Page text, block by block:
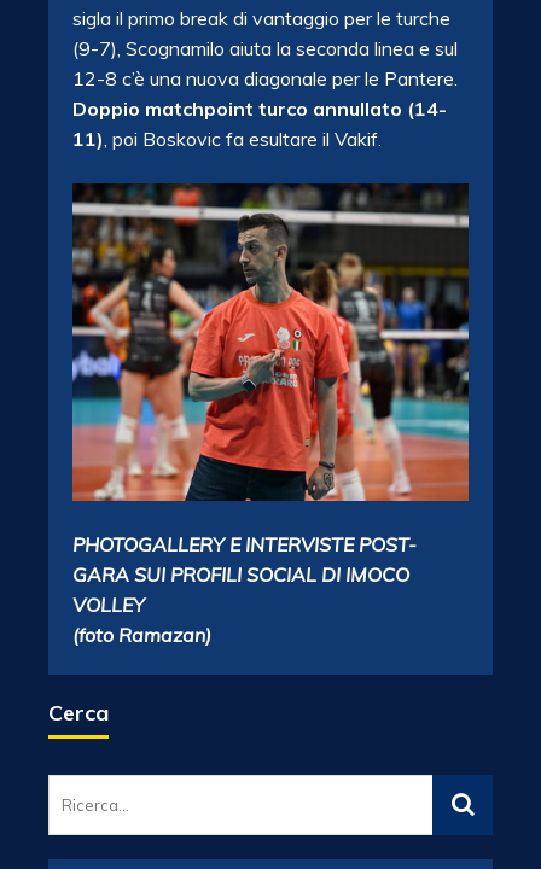
sigla il primo break di vantaggio per le turche
(9-7), Scognamilo aiuta la seconda linea e sul
12-8 c’è una nuova diagonale per le Pantere.
Doppio matchpoint turco annullato (14-
11), poi Boskovic fa esultare il Vakif.
PHOTOGALLERY E INTERVISTE POST-
GARA SUI PROFILI SOCIAL DI IMOCO
VOLLEY
(foto Ramazan)
Cerca